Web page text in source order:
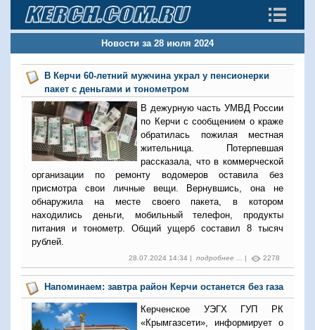
Новости за 28 июля 2024
В Керчи 60-летний мужчина украл у пенсионерки
пакет с деньгами и тонометром
В дежурную часть УМВД России
по Керчи с сообщением о краже
обратилась пожилая местная
жительница. Потерпевшая
рассказала, что в коммерческой
организации по ремонту водомеров оставила без
присмотра свои личные вещи. Вернувшись, она не
обнаружила на месте своего пакета, в котором
находились деньги, мобильный телефон, продукты
питания и тонометр. Общий ущерб составил 8 тысяч
рублей.
28.07.2024 14:34 | подробнее ... | 2278
Напоминаем: завтра район Керчи останется без газа
Керченское УЭГХ ГУП РК
«Крымгазсети», информирует о